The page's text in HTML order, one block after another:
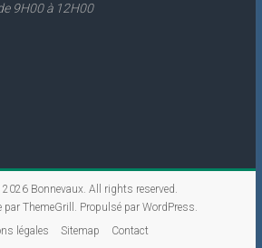
9H00 à 12H00
2026 Bonnevaux. All rights reserved.
par ThemeGrill. Propulsé par WordPress.
légales
Sitemap Contact